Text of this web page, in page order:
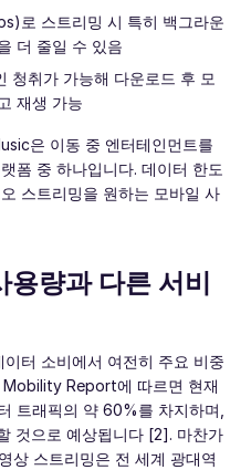
로 스트리밍 시 특히 백그라운
더 줄일 수 있음
청취가 가능해 다운로드 후 모
재생 가능
은 이동 중 엔터테인먼트를
폼 중 하나입니다. 데이터 한도
스트리밍을 원하는 모바일 사
량과 다른 서비
터 소비에서 여전히 주요 비중
Mobility Report에 따르면 현재
트래픽의 약 60%를 차지하며,
것으로 예상됩니다 [2]. 마찬가
상 스트리밍은 전 세계 광대역